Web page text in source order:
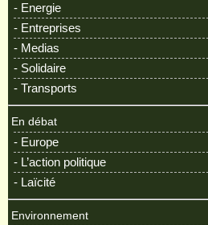
- Energie
- Entreprises
- Medias
- Solidaire
- Transports
En débat
- Europe
- L’action politique
- Laïcité
Environnement